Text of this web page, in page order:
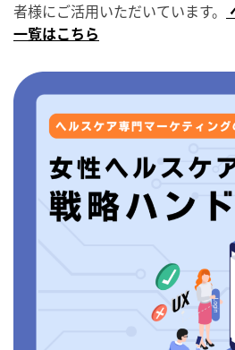
者様にご活用いただいています。
一覧はこちら